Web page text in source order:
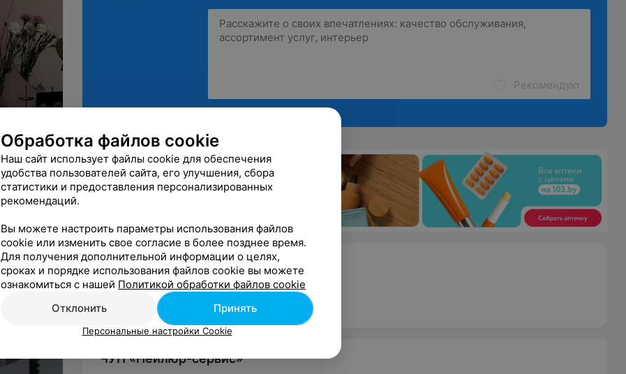
Рекомендую
Минск, ул. Грибоедова, 1, эт. 1
вход со стороны ул. Машерова
ДО 20:00
ЧУП «Нейлюр-сервис»
Обработка файлов cookie
Наш сайт использует файлы cookie для обеспечения
удобства пользователей сайта, его улучшения, сбора
статистики и предоставления персонализированных
рекомендаций.
Вы можете настроить параметры использования файлов
cookie или изменить свое согласие в более позднее время.
Для получения дополнительной информации о целях,
сроках и порядке использования файлов cookie вы можете
ознакомиться с нашей Политикой обработки файлов cookie
Отклонить
Принять
Персональные настройки Cookie